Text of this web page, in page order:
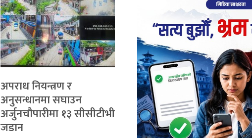
अपराध नियन्त्रण र
अनुसन्धानमा सघाउन
अर्जुनचौपारीमा १३ सीसीटीभी
जडान